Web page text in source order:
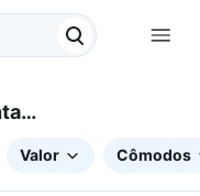
Valor Cômodos